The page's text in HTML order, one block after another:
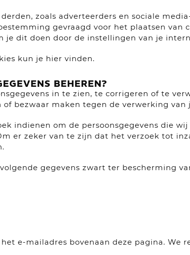
zoals adverteerders en sociale
gevraagd voor het plaatsen van
je dit doen door de instellingen van je
kun je hier vinden.
BEHEREN?
in te zien, te corrigeren of te
bezwaar maken tegen de verwerking van
indienen om de persoonsgegevens die
er zeker van te zijn dat het verzoek tot
gegevens zwart ter bescherming
e-mailadres bovenaan deze pagina. We